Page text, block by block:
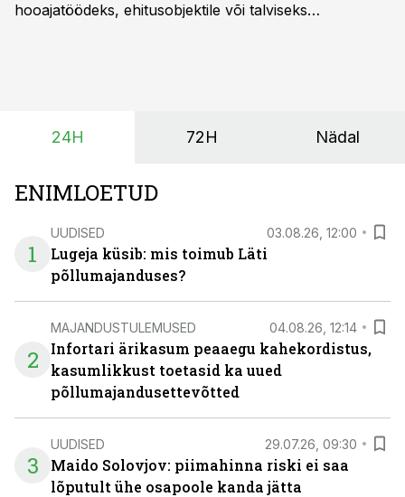
hooajatöödeks, ehitusobjektile või talviseks
on suurim ning iga töötund on oluline.
24H 72H Nädal
ENIMLOETUD
1
UUDISED 03.08.26, 12:00
Lugeja küsib: mis toimub Läti
põllumajanduses?
2
MAJANDUSTULEMUSED 04.08.26, 12:14
Infortari ärikasum peaaegu kahekordistus,
kasumlikkust toetasid ka uued
põllumajandusettevõtted
3
UUDISED 29.07.26, 09:30
Maido Solovjov: piimahinna riski ei saa
lõputult ühe osapoole kanda jätta